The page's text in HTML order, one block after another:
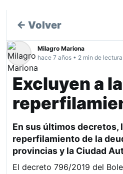
← Volver
Milagro Mariona
hace 7 años • 2 min de lectura
Excluyen a
En sus últimos
reperfilamiento de la
provincias y la Ciudad
El decreto 796/2019 del